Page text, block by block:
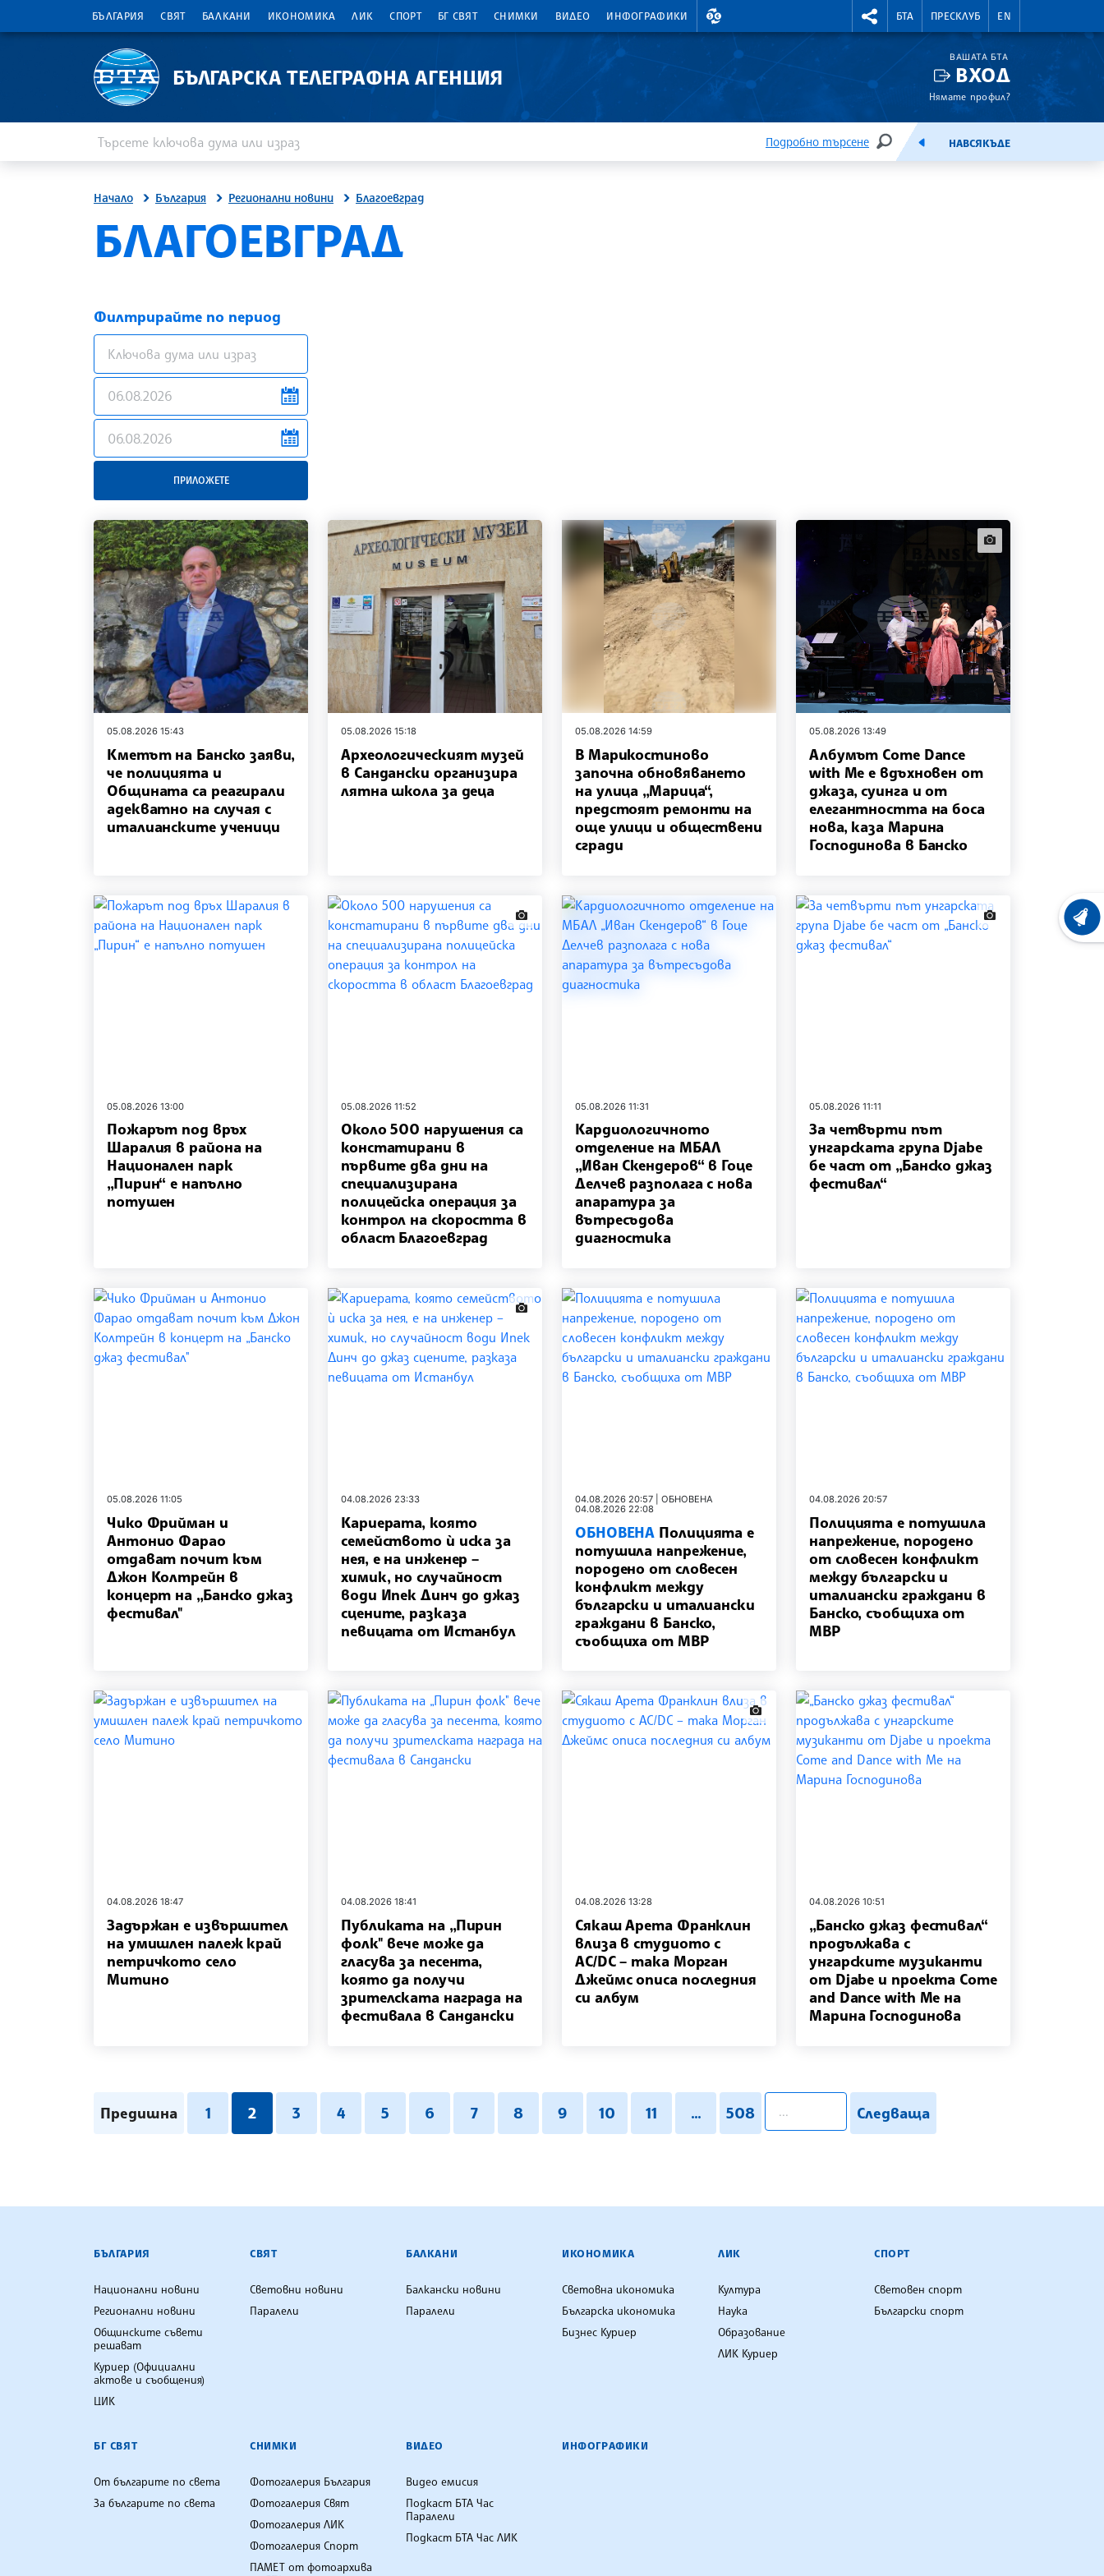
БЪЛГАРИЯ СВЯТ БАЛКАНИ ИКОНОМИКА ЛИК СПОРТ БГ СВЯТ СНИМКИ ВИДЕО ИНФОГРАФИКИ
ВАЛУТНИ КУРСОВЕ RIGHTMENU.SOCIAL
БТА ПРЕСКЛУБ EN
БЪЛГАРСКА ТЕЛЕГРАФНА АГЕНЦИЯ
ВАШАТА БТА
ВХОД
Нямате профил?
Подробно търсене
ТЪРСЕНЕЕМИСИЯНАВСЯКЪДЕ
Начало България Регионални новини Благоевград
БЛАГОЕВГРАД
Филтрирайте по период
news.filter.from
news.filter.to
ПРИЛОЖЕТЕ
05.08.2026 15:43
Кметът на Банско заяви,
че полицията и
Общината са реагирали
адекватно на случая с
италианските ученици
05.08.2026 15:18
Археологическият музей
в Сандански организира
лятна школа за деца
05.08.2026 14:59
В Марикостиново
започна обновяването
на улица „Марица“,
предстоят ремонти на
още улици и обществени
сгради
news.images
05.08.2026 13:49
Албумът Come Dance
with Me е вдъхновен от
джаза, суинга и от
елегантността на боса
нова, каза Марина
Господинова в Банско
05.08.2026 13:00
Пожарът под връх
Шаралия в района на
Национален парк
„Пирин“ е напълно
потушен
news.images
05.08.2026 11:52
Около 500 нарушения са
констатирани в
първите два дни на
специализирана
полицейска операция за
контрол на скоростта в
област Благоевград
05.08.2026 11:31
Кардиологичното
отделение на МБАЛ
„Иван Скендеров“ в Гоце
Делчев разполага с нова
апаратура за
вътресъдова
диагностика
news.images
05.08.2026 11:11
За четвърти път
унгарската група Djabe
бе част от „Банско джаз
фестивал“
05.08.2026 11:05
Чико Фрийман и
Антонио Фарао
отдават почит към
Джон Колтрейн в
концерт на „Банско джаз
фестивал"
news.images
04.08.2026 23:33
Кариерата, която
семейството ѝ иска за
нея, е на инженер –
химик, но случайност
води Ипек Динч до джаз
сцените, разказа
певицата от Истанбул
04.08.2026 20:57 | ОБНОВЕНА
04.08.2026 22:08
ОБНОВЕНА Полицията е
потушила напрежение,
породено от словесен
конфликт между
български и италиански
граждани в Банско,
съобщиха от МВР
04.08.2026 20:57
Полицията е потушила
напрежение, породено
от словесен конфликт
между български и
италиански граждани в
Банско, съобщиха от
МВР
04.08.2026 18:47
Задържан е извършител
на умишлен палеж край
петричкото село
Митино
04.08.2026 18:41
Публиката на „Пирин
фолк" вече може да
гласува за песента,
която да получи
зрителската награда на
фестивала в Сандански
news.images
04.08.2026 13:28
Сякаш Арета Франклин
влиза в студиото с
AC/DC – така Морган
Джеймс описа последния
си албум
04.08.2026 10:51
„Банско джаз фестивал“
продължава с
унгарските музиканти
от Djabe и проекта Come
and Dance with Me на
Марина Господинова
Предишна 1 2 3 4 5 6 7 8 9 10 11 ... 508
pagination.search
Следваща
БЪЛГАРСКА ТЕЛЕГРАФНА АГЕНЦИЯ
БЪЛГАРИЯ
Национални новини
Регионални новини
Общинските съвети
решават
Куриер (Официални
актове и съобщения)
ЦИК
СВЯТ
Световни новини
Паралели
БАЛКАНИ
Балкански новини
Паралели
ИКОНОМИКА
Световна икономика
Българска икономика
Бизнес Куриер
ЛИК
Култура
Наука
Образование
ЛИК Куриер
СПОРТ
Световен спорт
Български спорт
БГ СВЯТ
От българите по света
За българите по света
СНИМКИ
Фотогалерия България
Фотогалерия Свят
Фотогалерия ЛИК
Фотогалерия Спорт
ПАМЕТ от фотоархива
ВИДЕО
Видео емисия
Подкаст БТА Час
Паралели
Подкаст БТА Час ЛИК
ИНФОГРАФИКИ